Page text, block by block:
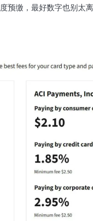
预缴，最好数字也别太